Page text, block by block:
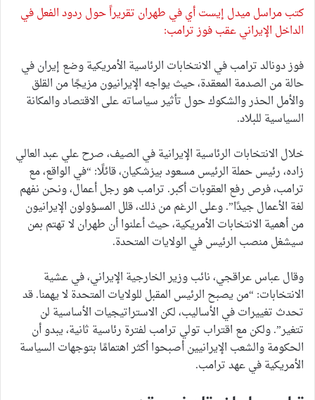
كتب مراسل ميدل إيست أي في طهران تقريراً حول ردود الفعل في
الداخل الإيراني عقب فوز ترامب:
فوز دونالد ترامب في الانتخابات الرئاسية الأمريكية وضع إيران في
حالة من الصدمة المعقدة، حيث يواجه الإيرانيون مزيجًا من القلق
والأمل الحذر والشكوك حول تأثير سياساته على الاقتصاد والمكانة
السياسية للبلاد.
خلال الانتخابات الرئاسية الإيرانية في الصيف، صرح علي عبد العالي
زاده، رئيس حملة الرئيس مسعود بيزشكيان، قائلًا: “في الواقع، مع
ترامب، فرص رفع العقوبات أكبر. ترامب هو رجل أعمال، ونحن نفهم
لغة الأعمال جيدًا”. وعلى الرغم من ذلك، قلل المسؤولون الإيرانيون
من أهمية الانتخابات الأمريكية، حيث أعلنوا أن طهران لا تهتم بمن
سيشغل منصب الرئيس في الولايات المتحدة.
وقال عباس عراقجي، نائب وزير الخارجية الإيراني، في عشية
الانتخابات: “من يصبح الرئيس المقبل للولايات المتحدة لا يهمنا. قد
تحدث تغييرات في الأساليب، لكن الاستراتيجيات الأساسية لن
تتغير”. ولكن مع اقتراب تولي ترامب لفترة رئاسية ثانية، يبدو أن
الحكومة والشعب الإيرانيين أصبحوا أكثر اهتمامًا بتوجهات السياسة
الأمريكية في عهد ترامب.